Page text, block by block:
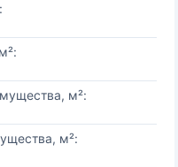
м²:
м²: